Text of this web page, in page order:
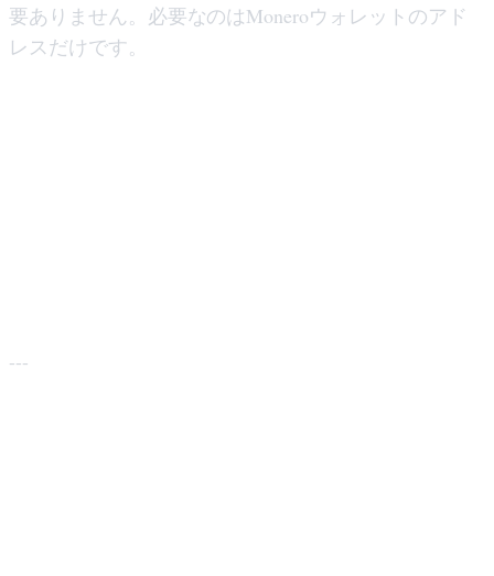
要ありません。必要なのはMoneroウォレットのアド
レスだけです。
---